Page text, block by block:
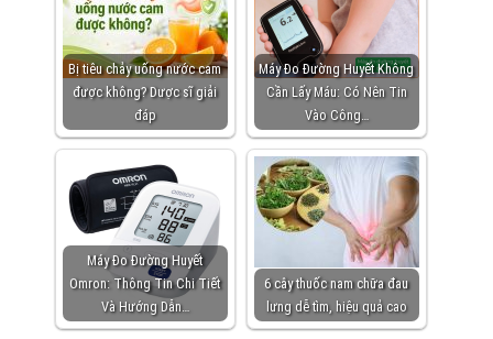
Bị tiêu chảy uống nước cam
được không? Dược sĩ giải
đáp
Máy Đo Đường Huyết Không
Cần Lấy Máu: Có Nên Tin
Vào Công…
Máy Đo Đường Huyết
Omron: Thông Tin Chi Tiết
Và Hướng Dẫn…
6 cây thuốc nam chữa đau
lưng dễ tìm, hiệu quả cao